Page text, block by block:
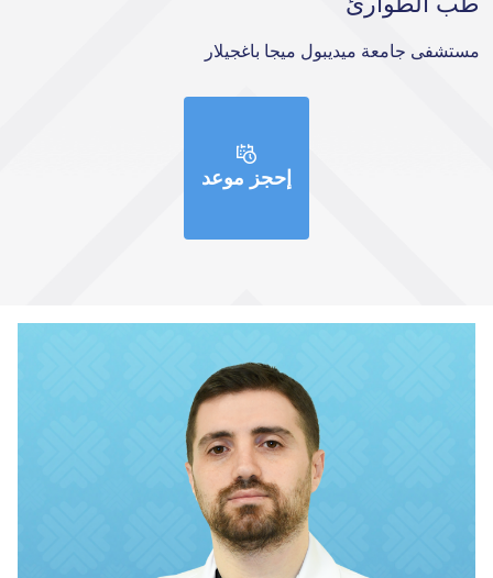
مستشفى جامعة ميديبول ميجا باغجيلار
إحجز موعد